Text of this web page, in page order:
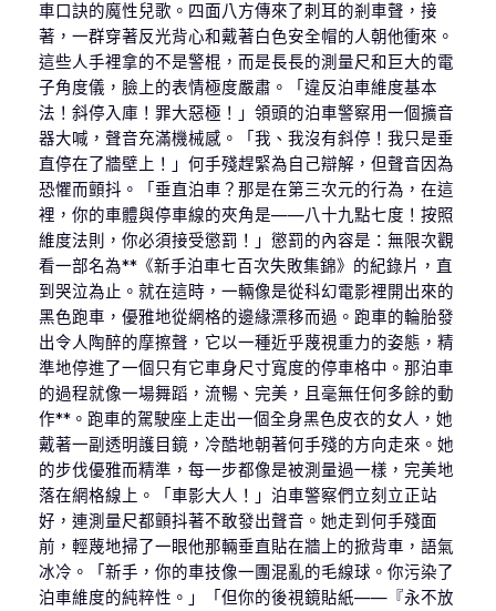
車口訣的魔性兒歌。四面八方傳來了刺耳的剎車聲，接
著，一群穿著反光背心和戴著白色安全帽的人朝他衝來。
這些人手裡拿的不是警棍，而是長長的測量尺和巨大的電
子角度儀，臉上的表情極度嚴肅。「違反泊車維度基本
法！斜停入庫！罪大惡極！」領頭的泊車警察用一個擴音
器大喊，聲音充滿機械感。「我、我沒有斜停！我只是垂
直停在了牆壁上！」何手殘趕緊為自己辯解，但聲音因為
恐懼而顫抖。「垂直泊車？那是在第三次元的行為，在這
裡，你的車體與停車線的夾角是——八十九點七度！按照
維度法則，你必須接受懲罰！」懲罰的內容是：無限次觀
看一部名為**《新手泊車七百次失敗集錦》的紀錄片，直
到哭泣為止。就在這時，一輛像是從科幻電影裡開出來的
黑色跑車，優雅地從網格的邊緣漂移而過。跑車的輪胎發
出令人陶醉的摩擦聲，它以一種近乎蔑視重力的姿態，精
準地停進了一個只有它車身尺寸寬度的停車格中。那泊車
的過程就像一場舞蹈，流暢、完美，且毫無任何多餘的動
作**。跑車的駕駛座上走出一個全身黑色皮衣的女人，她
戴著一副透明護目鏡，冷酷地朝著何手殘的方向走來。她
的步伐優雅而精準，每一步都像是被測量過一樣，完美地
落在網格線上。「車影大人！」泊車警察們立刻立正站
好，連測量尺都顫抖著不敢發出聲音。她走到何手殘面
前，輕蔑地掃了一眼他那輛垂直貼在牆上的掀背車，語氣
冰冷。「新手，你的車技像一團混亂的毛線球。你污染了
泊車維度的純粹性。」「但你的後視鏡貼紙——『永不放